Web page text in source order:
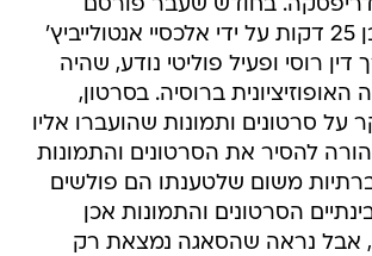
בחודש שעבר פורסם
ביוטיוב סרטון בן 25 דקות על ידי אלכסיי אנטולייביץ'
דין רוסי ופעיל פוליטי נודע, שהיה
ברוסיה. בסרטון,
סרטונים ותמונות שהועברו אליו
להסיר את הסרטונים והתמונות
משום שלטענתו הם פולשים
הסרטונים והתמונות אכן
אבל נראה שהסאגה נמצאת רק